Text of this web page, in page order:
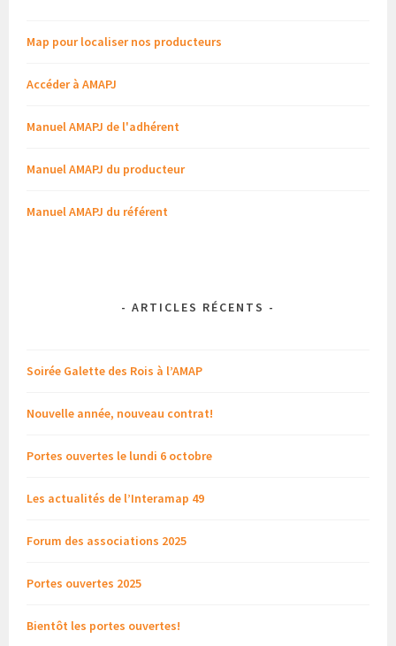
Map pour localiser nos producteurs
Accéder à AMAPJ
Manuel AMAPJ de l'adhérent
Manuel AMAPJ du producteur
Manuel AMAPJ du référent
- ARTICLES RÉCENTS -
Soirée Galette des Rois à l’AMAP
Nouvelle année, nouveau contrat!
Portes ouvertes le lundi 6 octobre
Les actualités de l’Interamap 49
Forum des associations 2025
Portes ouvertes 2025
Bientôt les portes ouvertes!